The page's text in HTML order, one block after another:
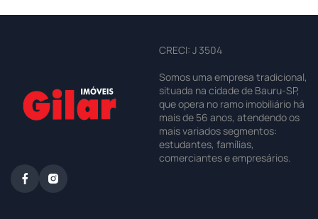
CRECI: J 3504
Somos uma empresa tradicional,
situada na cidade de Bauru-SP,
que opera no ramo imobiliário há
mais de 56 anos, atendendo os
mais variados segmentos:
estudantes, famílias,
comerciantes e empresários.